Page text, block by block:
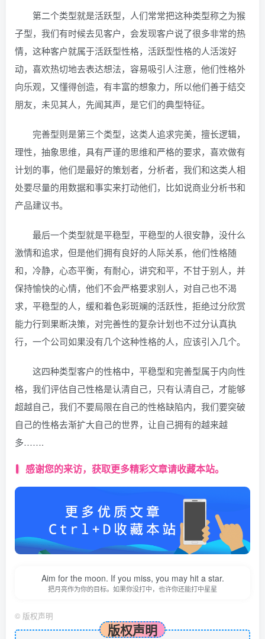
第二个类型就是活跃型，人们常常把这种类型称之为猴
子型，我们有时候去见客户，会发现客户说了很多非常的热
情，这种客户就属于活跃型性格，活跃型性格的人活泼好
动，喜欢热切地去表达想法，容易吸引人注意，他们性格外
向乐观，又懂得创造，有丰富的想象力，所以他们善于结交
朋友，未见其人，先闻其声，是它们的典型特征。
完善型则是第三个类型，这类人追求完美，擅长逻辑，
理性，抽象思维，具有严谨的思维和严格的要求，喜欢做有
计划的事，他们是最好的策划者，分析者，我们和这类人相
处要尽量的用数据和事实来打动他们，比如说商业分析书和
产品建议书。
最后一个类型就是平稳型，平稳型的人很安静，没什么
激情和追求，但是他们拥有良好的人际关系，他们性格随
和，冷静，心态平衡，有耐心，讲究和平，不甘于别人，并
保持愉快的心情，他们不会严格要求别人，对自己也不渴
求，平稳型的人，缓和着色彩斑斓的活跃性，拒绝过分欣赏
能力行到果断决策，对完善性的复杂计划也不过分认真执
行，一个公司如果没有几个这种性格的人，应该引入几个。
这四种类型客户的性格中，平稳型和完善型属于内向性
格，我们评估自己性格是认清自己，只有认清自己，才能够
超越自己，我们不要局限在自己的性格缺陷内，我们要突破
自己的性格去渐扩大自己的世界，让自己拥有的越来越
多…….
感谢您的来访，获取更多精彩文章请收藏本站。
Aim for the moon. If you miss, you may hit a star.
把月亮作为你的目标。如果你没打中，也许你还能打中星星
© 版权声明
版权声明